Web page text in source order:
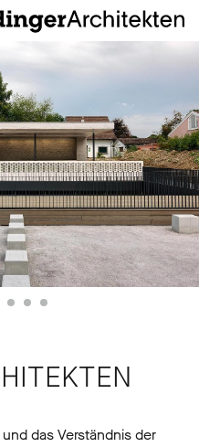
das Verständnis der